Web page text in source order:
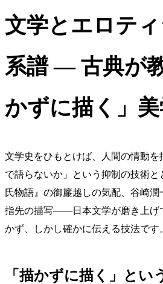
文学とエロテ
系譜 — 古典が
かずに描く」
文学史をひもとけば、人間の情動を
で語らないか」という抑制の技術
氏物語』の御簾越しの気配、谷崎
指先の描写——日本文学が磨き上げ
かず、しかし確かに伝える技法です
「描かずに描く」とい